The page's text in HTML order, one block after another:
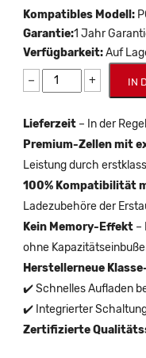
Kompatibles Modell:
Garantie:1 Jahr
Verfügbarkeit:Auf
− + IN
Lieferzeit – In der
Premium-Zellen mit
Leistung durch
100% Kompatibilität
Ladezubehöre der
Kein Memory-Effekt –
ohne
Herstellerneue
✔️ Schnelles Aufladen
✔️ Integrierter
Zertifizierte